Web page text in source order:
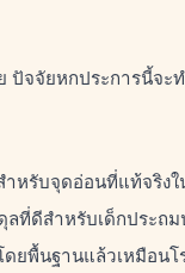
ปัจจัยหกประการนี้จ
หรับจุดอ่อนที่แท้จริง
ที่ดีสำหรับเด็กประถ
ยพื้นฐานแล้วเหมือนโ